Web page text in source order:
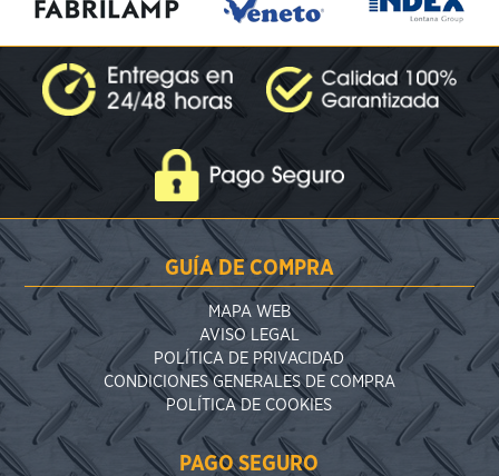
GUÍA DE COMPRA
MAPA WEB
AVISO LEGAL
POLÍTICA DE PRIVACIDAD
CONDICIONES GENERALES DE COMPRA
POLÍTICA DE COOKIES
PAGO SEGURO